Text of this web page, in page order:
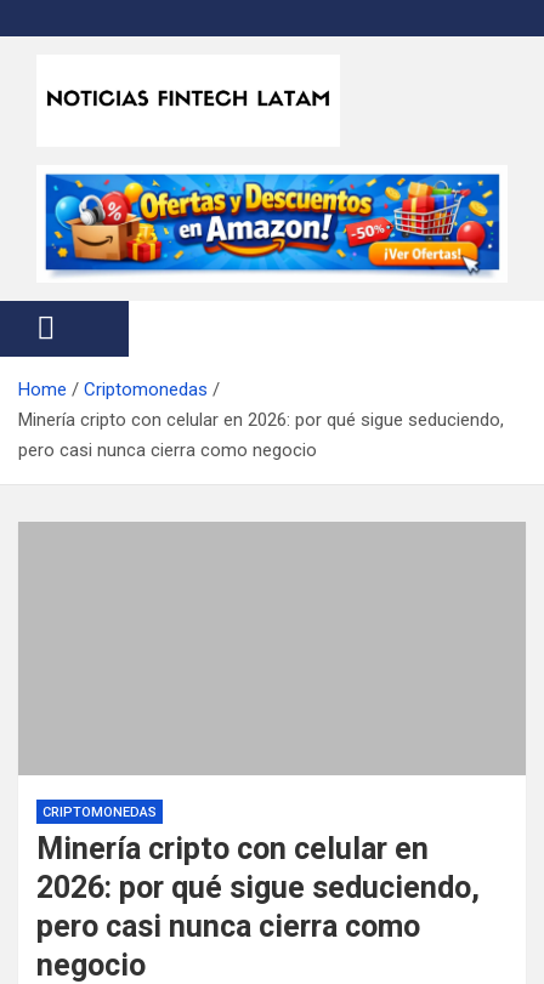
k
Noticias Fintech Latam
Home
Criptomonedas
Minería cripto con celular en 2026: por qué sigue seduciendo,
pero casi nunca cierra como negocio
CRIPTOMONEDAS
Minería cripto con celular en
2026: por qué sigue seduciendo,
pero casi nunca cierra como
negocio